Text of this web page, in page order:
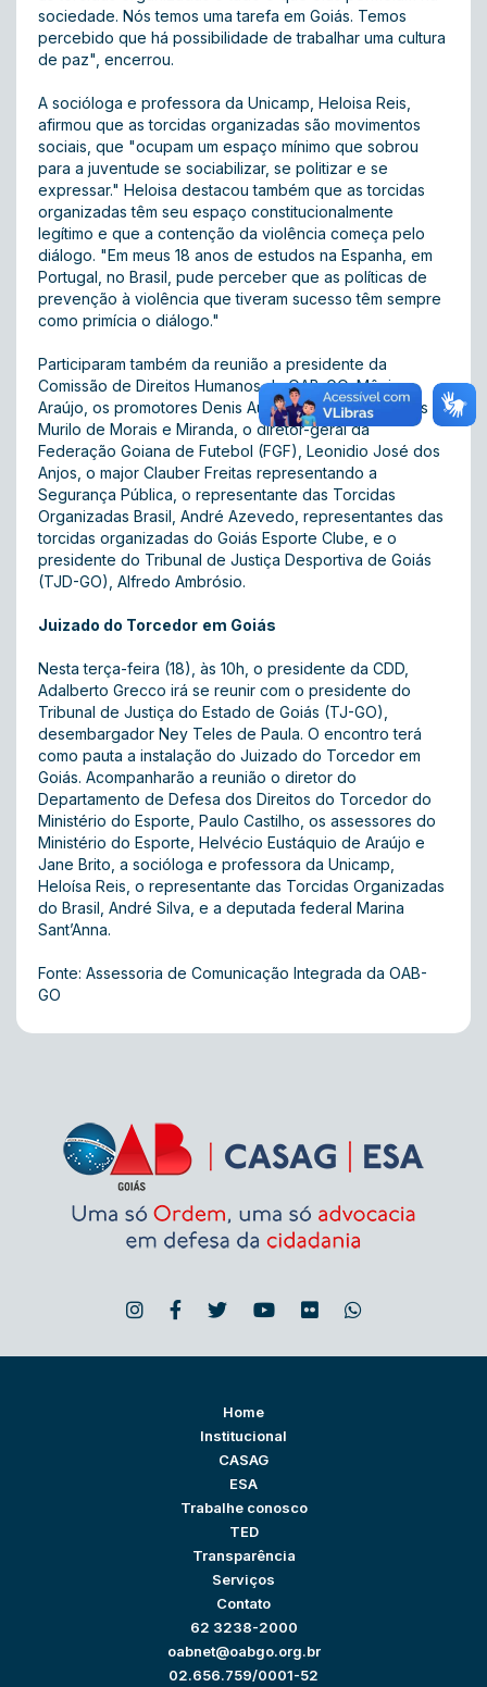
sociedade. Nós temos uma tarefa em Goiás. Temos
percebido que há possibilidade de trabalhar uma cultura
de paz", encerrou.
A socióloga e professora da Unicamp, Heloisa Reis,
afirmou que as torcidas organizadas são movimentos
sociais, que "ocupam um espaço mínimo que sobrou
para a juventude se sociabilizar, se politizar e se
expressar." Heloisa destacou também que as torcidas
organizadas têm seu espaço constitucionalmente
legítimo e que a contenção da violência começa pelo
diálogo. "Em meus 18 anos de estudos na Espanha, em
Portugal, no Brasil, pude perceber que as políticas de
prevenção à violência que tiveram sucesso têm sempre
como primícia o diálogo."
Participaram também da reunião a presidente da
Comissão de Direitos Humanos da OAB-GO, Mônica
Araújo, os promotores Denis Augusto Bimbati Marques e
Murilo de Morais e Miranda, o diretor-geral da
Federação Goiana de Futebol (FGF), Leonidio José dos
Anjos, o major Clauber Freitas representando a
Segurança Pública, o representante das Torcidas
Organizadas Brasil, André Azevedo, representantes das
torcidas organizadas do Goiás Esporte Clube, e o
presidente do Tribunal de Justiça Desportiva de Goiás
(TJD-GO), Alfredo Ambrósio.
Juizado do Torcedor em Goiás
Nesta terça-feira (18), às 10h, o presidente da CDD,
Adalberto Grecco irá se reunir com o presidente do
Tribunal de Justiça do Estado de Goiás (TJ-GO),
desembargador Ney Teles de Paula. O encontro terá
como pauta a instalação do Juizado do Torcedor em
Goiás. Acompanharão a reunião o diretor do
Departamento de Defesa dos Direitos do Torcedor do
Ministério do Esporte, Paulo Castilho, os assessores do
Ministério do Esporte, Helvécio Eustáquio de Araújo e
Jane Brito, a socióloga e professora da Unicamp,
Heloísa Reis, o representante das Torcidas Organizadas
do Brasil, André Silva, e a deputada federal Marina
Sant’Anna.
Fonte: Assessoria de Comunicação Integrada da OAB-
GO
Home
Institucional
CASAG
ESA
Trabalhe conosco
TED
Transparência
Serviços
Contato
62 3238-2000
oabnet@oabgo.org.br
02.656.759/0001-52